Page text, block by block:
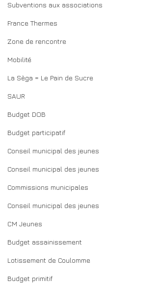
Subventions aux associations
France Thermes
Zone de rencontre
Mobilité
La Sèga = Le Pain de Sucre
SAUR
Budget DOB
Budget participatif
Conseil municipal des jeunes
Conseil municipal des jeunes
Commissions municipales
Conseil municipal des jeunes
CM Jeunes
Budget assainissement
Lotissement de Coulomme
Budget primitif